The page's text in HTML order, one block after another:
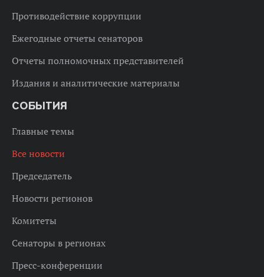
Противодействие коррупции
Ежегодные отчеты сенаторов
Отчеты полномочных представителей
Издания и аналитические материалы
СОБЫТИЯ
Главные темы
Все новости
Председатель
Новости регионов
Комитеты
Сенаторы в регионах
Пресс-конференции